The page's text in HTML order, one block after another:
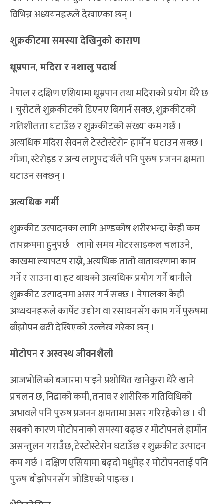
विभिन्न अध्ययनहरूले देखाएका छन् ।
शुक्रकीटमा समस्या देखिनुको काराण
धूम्रपान, मदिरा र नशालु पदार्थ
नेपाल र दक्षिण एशियामा धूम्रपान तथा मदिराको प्रयोग धेरै छ
। चुरोटले शुक्रकीटको डिएनए बिगार्न सक्छ, शुक्रकीटको
गतिशीलता घटाउँछ र शुक्रकीटको संख्या कम गर्छ ।
अत्यधिक मदिरा सेवनले टेस्टोस्टेरोन हार्मोन घटाउन सक्छ ।
गाँजा, स्टेरोइड र अन्य लागुपदार्थले पनि पुरुष प्रजनन क्षमता
घटाउन सक्छन् ।
अत्यधिक गर्मी
शुक्रकीट उत्पादनका लागि अण्डकोष शरीरभन्दा केही कम
तापक्रममा हुनुपर्छ । लामो समय मोटरसाइकल चलाउने,
काखमा ल्यापटप राख्ने, अत्यधिक तातो वातावरणमा काम
गर्ने र साउना वा हट बाथको अत्यधिक प्रयोग गर्ने बानीले
शुक्रकीट उत्पादनमा असर गर्न सक्छ । नेपालका केही
अध्ययनहरूले कार्पेट उद्योग वा रसायनसँग काम गर्ने पुरुषमा
बाँझोपन बढी देखिएको उल्लेख गरेका छन् ।
मोटोपन र अस्वस्थ जीवनशैली
आजभोलिको बजारमा पाइने प्रशोधित खानेकुरा धेरै खाने
प्रचलन छ, निद्राको कमी, तनाव र शारीरिक गतिविधिको
अभावले पनि पुरुष प्रजनन क्षमतामा असर गरिरहेको छ । यी
सबको कारण मोटोपनाको समस्या बढ्छ र मोटोपनले हार्मोन
असन्तुलन गराउँछ, टेस्टोस्टेरोन घटाउँछ र शुक्रकीट उत्पादन
कम गर्छ । दक्षिण एसियामा बढ्दो मधुमेह र मोटोपनलाई पनि
पुरुष बाँझोपनसँग जोडिएको पाइन्छ ।